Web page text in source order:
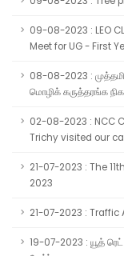
09-08-2023 : LEO
Meet for UG - First
08-08-2023 :
மொழிக் கருத்தரங்க
02-08-2023 : NCC
Trichy visited our
21-07-2023 : The
2023
21-07-2023 : Traffic
19-07-2023 : யூத் ரெட்